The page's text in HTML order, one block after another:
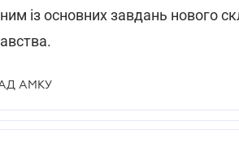
із основних завдань нового
АМКУ